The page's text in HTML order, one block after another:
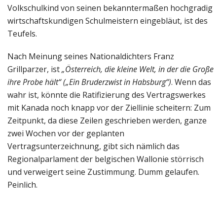
Volkschulkind von seinen bekanntermaßen hochgradig
wirtschaftskundigen Schulmeistern eingebläut, ist des
Teufels.
Nach Meinung seines Nationaldichters Franz
Grillparzer, ist„Österreich, die kleine Welt, in der die Große
ihre Probe hält“ („Ein Bruderzwist in Habsburg“). Wenn das
wahr ist, könnte die Ratifizierung des Vertragswerkes
mit Kanada noch knapp vor der Ziellinie scheitern: Zum
Zeitpunkt, da diese Zeilen geschrieben werden, ganze
zwei Wochen vor der geplanten
Vertragsunterzeichnung, gibt sich nämlich das
Regionalparlament der belgischen Wallonie störrisch
und verweigert seine Zustimmung. Dumm gelaufen.
Peinlich.